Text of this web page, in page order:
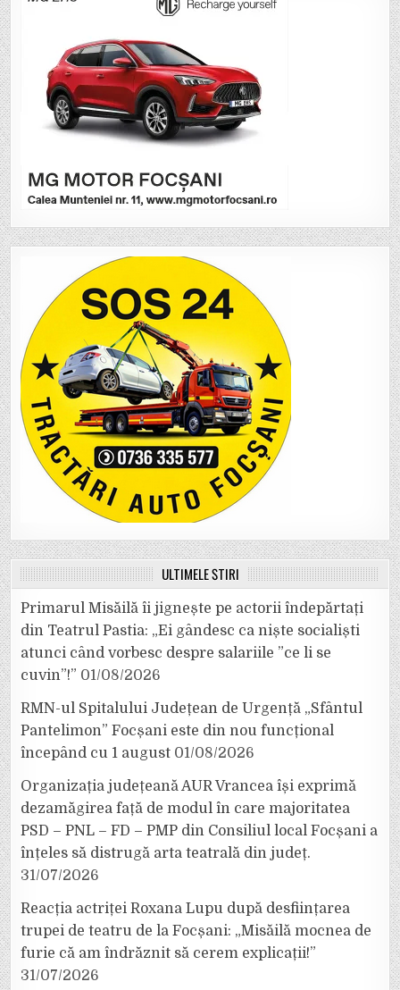
ULTIMELE ȘTIRI
Primarul Misăilă îi jignește pe actorii îndepărtați
din Teatrul Pastia: „Ei gândesc ca niște socialiști
atunci când vorbesc despre salariile ”ce li se
cuvin”!” 01/08/2026
RMN-ul Spitalului Județean de Urgență „Sfântul
Pantelimon” Focșani este din nou funcțional
începând cu 1 august 01/08/2026
Organizația județeană AUR Vrancea își exprimă
dezamăgirea față de modul în care majoritatea
PSD – PNL – FD – PMP din Consiliul local Focșani a
înțeles să distrugă arta teatrală din județ.
31/07/2026
Reacția actriței Roxana Lupu după desființarea
trupei de teatru de la Focșani: „Misăilă mocnea de
furie că am îndrăznit să cerem explicații!”
31/07/2026